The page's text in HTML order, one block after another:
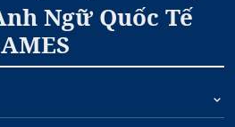
Ngữ Quốc Tế
AMES